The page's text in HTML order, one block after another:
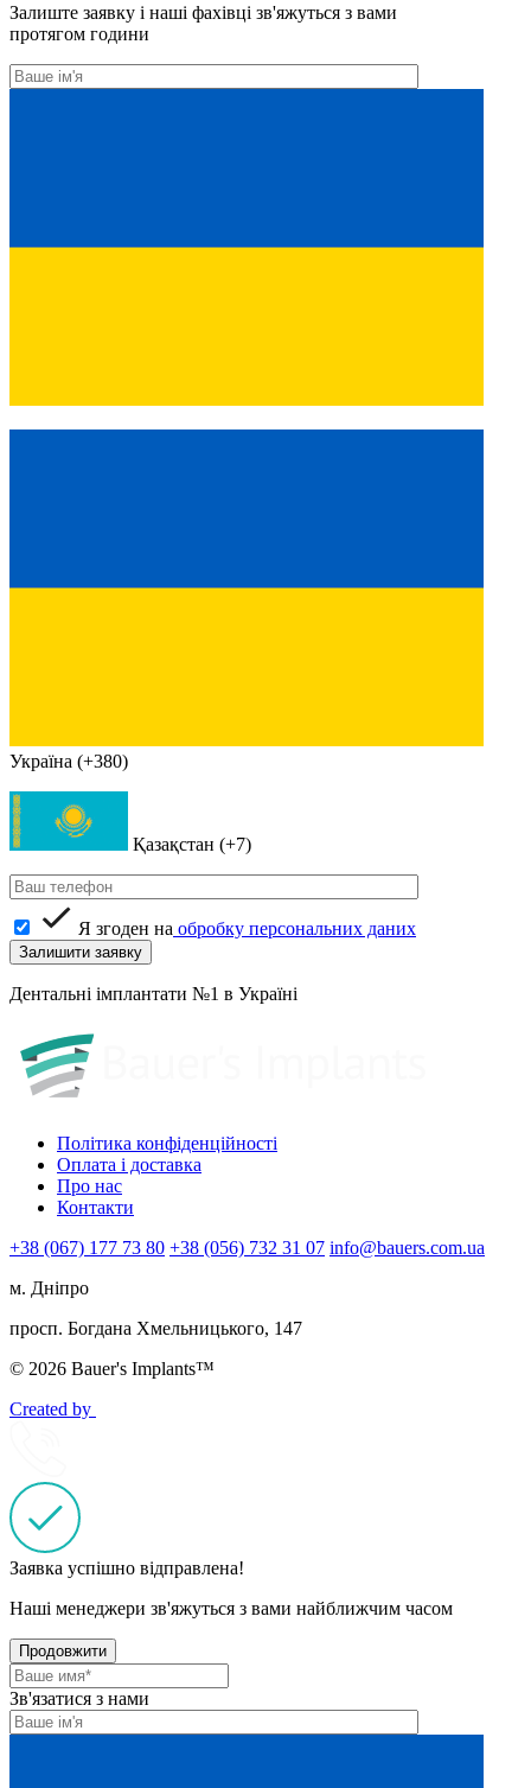
Залиште заявку і наші фахівці зв'яжуться з вами
протягом години
Україна (+380)
Қазақстан (+7)
Я згоден на обробку персональних даних
Дентальні імплантати №1 в Україні
Політика конфіденційності
Оплата і доставка
Про нас
Контакти
+38 (067) 177 73 80 +38 (056) 732 31 07 info@bauers.com.ua
м. Дніпро
просп. Богдана Хмельницького, 147
© 2026 Bauer's Implants™
Created by
Заявка успішно відправлена!
Наші менеджери зв'яжуться з вами найближчим часом
Продовжити
Зв'язатися з нами